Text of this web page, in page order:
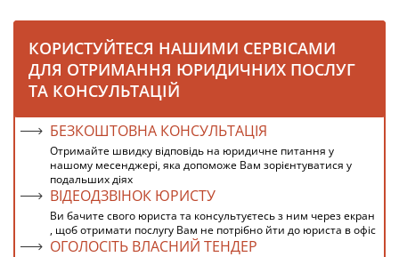
КОРИСТУЙТЕСЯ НАШИМИ СЕРВІСАМИ
ДЛЯ ОТРИМАННЯ ЮРИДИЧНИХ ПОСЛУГ
ТА КОНСУЛЬТАЦІЙ
БЕЗКОШТОВНА КОНСУЛЬТАЦІЯ
Отримайте швидку відповідь на юридичне питання у
нашому месенджері, яка допоможе Вам зорієнтуватися у
подальших діях
ВІДЕОДЗВІНОК ЮРИСТУ
Ви бачите свого юриста та консультуєтесь з ним через екран
, щоб отримати послугу Вам не потрібно йти до юриста в офіс
ОГОЛОСІТЬ ВЛАСНИЙ ТЕНДЕР